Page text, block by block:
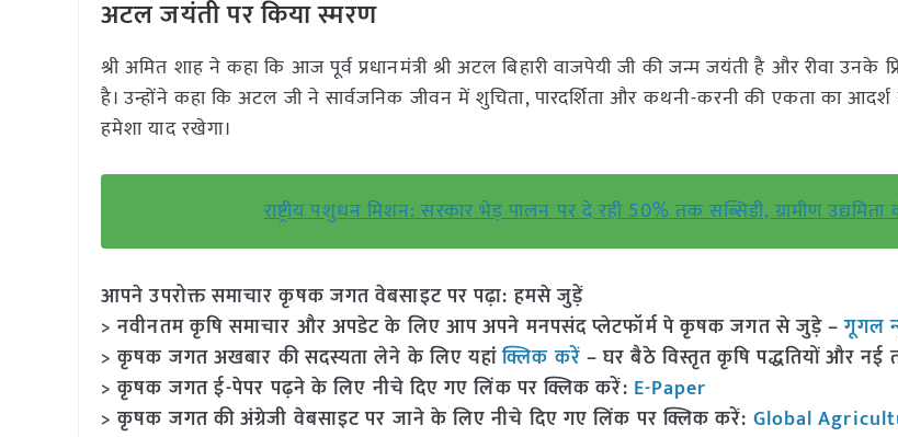
अटल जयंती पर किया स्मरण
श्री अमित शाह ने कहा कि आज पूर्व प्रधानमंत्री श्री अटल बिहारी वाजपेयी जी की जन्म जयंती है और रीवा उनके
है। उन्होंने कहा कि अटल जी ने सार्वजनिक जीवन में शुचिता, पारदर्शिता और कथनी-करनी की एकता का आदर्श
हमेशा याद रखेगा।
राष्ट्रीय पशुधन मिशन: सरकार भेड़ पालन पर दे रही 50% तक सब्सिडी, ग्रामीण उद्यमिता
आपने उपरोक्त समाचार कृषक जगत वेबसाइट पर पढ़ा: हमसे जुड़ें
> नवीनतम कृषि समाचार और अपडेट के लिए आप अपने मनपसंद प्लेटफॉर्म पे कृषक जगत से जुड़े –गूगल
> कृषक जगत अखबार की सदस्यता लेने के लिए यहांक्लिक करें – घर बैठे विस्तृत कृषि पद्धतियों और
> कृषक जगत ई-पेपर पढ़ने के लिए नीचे दिए गए लिंक पर क्लिक करें: E-Paper
> कृषक जगत की अंग्रेजी वेबसाइट पर जाने के लिए नीचे दिए गए लिंक पर क्लिक करें: Global